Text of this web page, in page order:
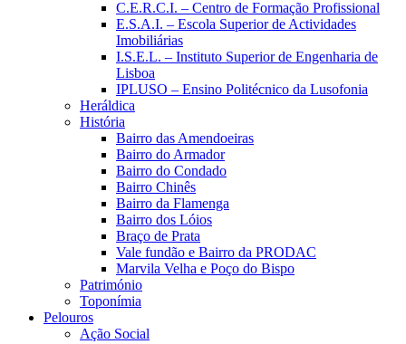
C.E.R.C.I. – Centro de Formação Profissional
E.S.A.I. – Escola Superior de Actividades
Imobiliárias
I.S.E.L. – Instituto Superior de Engenharia de
Lisboa
IPLUSO – Ensino Politécnico da Lusofonia
Heráldica
História
Bairro das Amendoeiras
Bairro do Armador
Bairro do Condado
Bairro Chinês
Bairro da Flamenga
Bairro dos Lóios
Braço de Prata
Vale fundão e Bairro da PRODAC
Marvila Velha e Poço do Bispo
Património
Toponímia
Pelouros
Ação Social